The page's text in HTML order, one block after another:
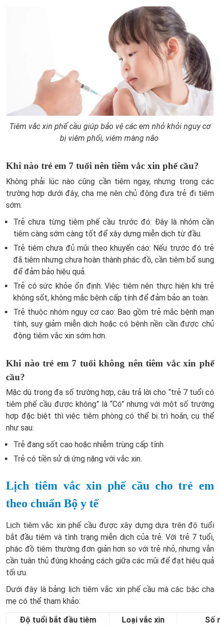
Tiêm vắc xin phế cầu giúp bảo vệ các em nhỏ khỏi nguy cơ
bị viêm phổi, viêm màng não
Khi nào trẻ em 7 tuổi nên tiêm vắc xin phế cầu?
Không phải lúc nào cũng cần tiêm ngay, nhưng trong các
trường hợp dưới đây, cha mẹ nên chủ động đưa trẻ đi tiêm
sớm:
Trẻ chưa từng tiêm phế cầu trước đó: Đây là nhóm cần
tiêm càng sớm càng tốt để xây dựng miễn dịch từ đầu.
Trẻ tiêm chưa đủ mũi theo khuyến cáo: Nếu trước đó trẻ
đã tiêm nhưng chưa hoàn thành phác đồ, cần tiêm bổ sung
để đảm bảo hiệu quả.
Trẻ có sức khỏe ổn định: Việc tiêm nên thực hiện khi trẻ
không sốt, không mắc bệnh cấp tính để đảm bảo an toàn.
Trẻ thuộc nhóm nguy cơ cao: Bao gồm trẻ mắc bệnh mạn
tính, suy giảm miễn dịch hoặc có bệnh nền cần được chủ
động tiêm vắc xin sớm hơn.
Khi nào trẻ em 7 tuổi không nên tiêm vắc xin phế
cầu?
Mặc dù trong đa số trường hợp, câu trả lời cho “trẻ 7 tuổi có
tiêm phế cầu được không” là “Có” nhưng với một số trường
hợp đặc biệt thì việc tiêm phòng có thể bị trì hoãn, cụ thể
như sau:
Trẻ đang sốt cao hoặc nhiễm trùng cấp tính
Trẻ có tiền sử dị ứng nặng với vắc xin.
Lịch tiêm vắc xin phế cầu cho trẻ em
theo chuẩn Bộ y tế
Lịch tiêm vắc xin phế cầu được xây dựng dựa trên độ tuổi
bắt đầu tiêm và tình trạng miễn dịch của trẻ. Với trẻ 7 tuổi,
phác đồ tiêm thường đơn giản hơn so với trẻ nhỏ, nhưng vẫn
cần tuân thủ đúng khoảng cách giữa các mũi để đạt hiệu quả
tối ưu.
Dưới đây là bảng lịch tiêm vắc xin phế cầu mà các bậc cha
mẹ có thể tham khảo:
Độ tuổi bắt đầu tiêm
Loại vắc xin Số